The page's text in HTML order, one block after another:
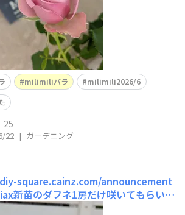
milimiliバラ
milimili2026/6
25
22 | ガーデニング
square.cainz.com/announcement
新苗のダフネ1房だけ咲いてもらいま
そして今日最後の蕾が開いたので、